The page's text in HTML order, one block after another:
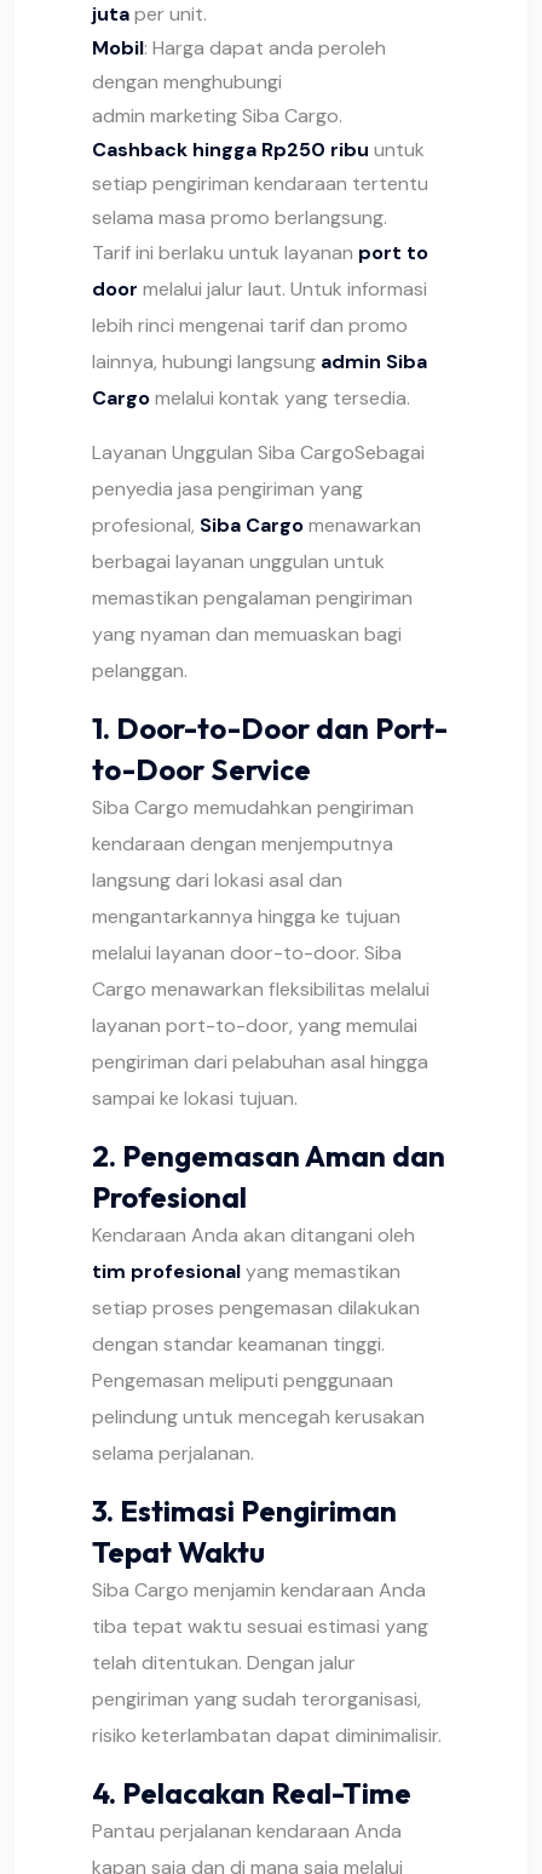
jutaper unit.
Mobil: Harga dapat anda peroleh
dengan menghubungi
admin marketing Siba Cargo.
Cashback hingga Rp250 ribu untuk
setiap pengiriman kendaraan tertentu
selama masa promo berlangsung.
Tarif ini berlaku untuk layanan port to
door melalui jalur laut. Untuk informasi
lebih rinci mengenai tarif dan promo
lainnya, hubungi langsung admin Siba
Cargomelalui kontak yang tersedia.
Layanan Unggulan Siba CargoSebagai
penyedia jasa pengiriman yang
profesional, Siba Cargomenawarkan
berbagai layanan unggulan untuk
memastikan pengalaman pengiriman
yang nyaman dan memuaskan bagi
pelanggan.
1. Door-to-Door dan Port-
to-Door Service
Siba Cargo memudahkan pengiriman
kendaraan dengan menjemputnya
langsung dari lokasi asal dan
mengantarkannya hingga ke tujuan
melalui layanan door-to-door. Siba
Cargo menawarkan fleksibilitas melalui
layanan port-to-door, yang memulai
pengiriman dari pelabuhan asal hingga
sampai ke lokasi tujuan.
2. Pengemasan Aman dan
Profesional
Kendaraan Anda akan ditangani oleh
tim profesionalyang memastikan
setiap proses pengemasan dilakukan
dengan standar keamanan tinggi.
Pengemasan meliputi penggunaan
pelindung untuk mencegah kerusakan
selama perjalanan.
3. Estimasi Pengiriman
Tepat Waktu
Siba Cargo menjamin kendaraan Anda
tiba tepat waktu sesuai estimasi yang
telah ditentukan. Dengan jalur
pengiriman yang sudah terorganisasi,
risiko keterlambatan dapat diminimalisir.
4. Pelacakan Real-Time
Pantau perjalanan kendaraan Anda
kapan saja dan di mana saja melalui